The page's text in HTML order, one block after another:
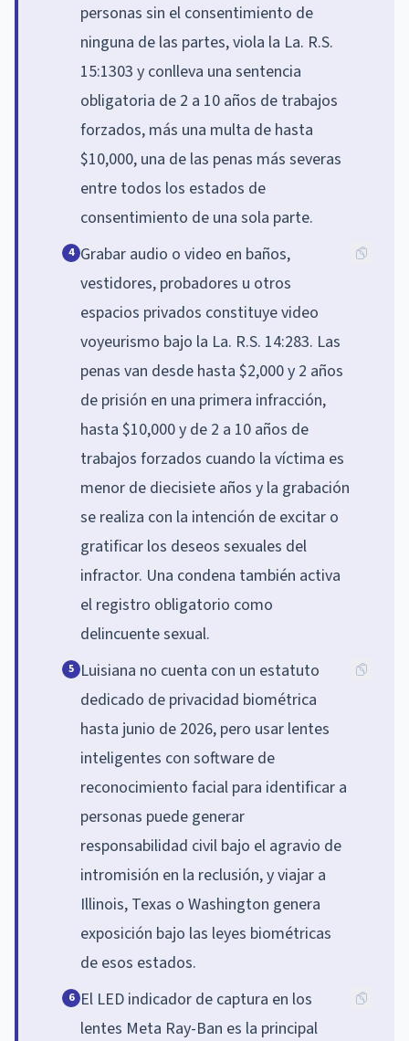
personas sin el consentimiento de
ninguna de las partes, viola la La. R.S.
15:1303 y conlleva una sentencia
obligatoria de 2 a 10 años de trabajos
forzados, más una multa de hasta
$10,000, una de las penas más severas
entre todos los estados de
consentimiento de una sola parte.
4 Grabar audio o video en baños,
vestidores, probadores u otros
espacios privados constituye video
voyeurismo bajo la La. R.S. 14:283. Las
penas van desde hasta $2,000 y 2 años
de prisión en una primera infracción,
hasta $10,000 y de 2 a 10 años de
trabajos forzados cuando la víctima es
menor de diecisiete años y la grabación
se realiza con la intención de excitar o
gratificar los deseos sexuales del
infractor. Una condena también activa
el registro obligatorio como
delincuente sexual.
5 Luisiana no cuenta con un estatuto
dedicado de privacidad biométrica
hasta junio de 2026, pero usar lentes
inteligentes con software de
reconocimiento facial para identificar a
personas puede generar
responsabilidad civil bajo el agravio de
intromisión en la reclusión, y viajar a
Illinois, Texas o Washington genera
exposición bajo las leyes biométricas
de esos estados.
6 El LED indicador de captura en los
lentes Meta Ray-Ban es la principal